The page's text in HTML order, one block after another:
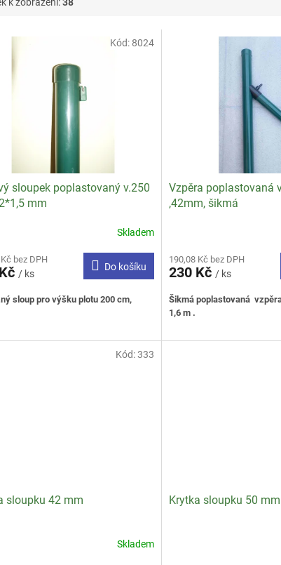
sloupek poplastovaný v.250
mm
Skladem
bez DPH
/ ks
Do košíku
sloup pro výšku plotu 200 cm,
Kód: 8024
Vzpěra poplastovaná
,42mm, šikmá
190,08 Kč bez DPH
230 Kč / ks
Šikmá poplastovaná
1,6 m .
sloupku 42 mm
Skladem
Kód:333
Krytka sloupku 50 mm